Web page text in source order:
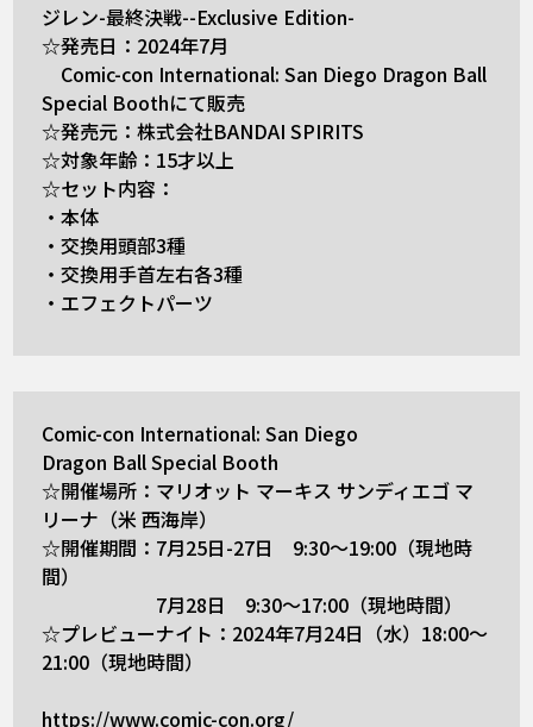
ジレン-最終決戦--Exclusive Edition-
☆発売日：2024年7月
Comic-con International: San Diego Dragon Ball
Special Boothにて販売
☆発売元：株式会社BANDAI SPIRITS
☆対象年齢：15才以上
☆セット内容：
・本体
・交換用頭部3種
・交換用手首左右各3種
・エフェクトパーツ
Comic-con International: San Diego
Dragon Ball Special Booth
☆開催場所：マリオット マーキス サンディエゴ マ
リーナ（米 西海岸）
☆開催期間：7月25日-27日 9:30～19:00（現地時
間）
7月28日 9:30～17:00（現地時間）
☆プレビューナイト：2024年7月24日（水）18:00～
21:00（現地時間）
https://www.comic-con.org/